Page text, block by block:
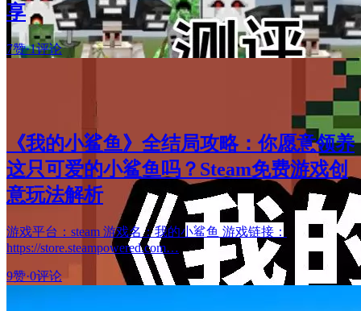
享
7赞·1评论
《我的小鲨鱼》全结局攻略：你愿意领养
这只可爱的小鲨鱼吗？Steam免费游戏创
意玩法解析
游戏平台：steam 游戏名：我的小鲨鱼 游戏链接：
https://store.steampowered.com…
9赞·0评论